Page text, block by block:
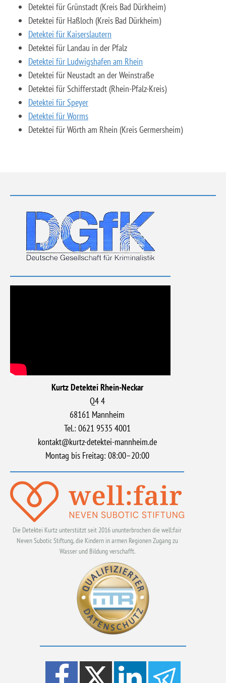
Detektei für Grünstadt (Kreis Bad Dürkheim)
Detektei für Haßloch (Kreis Bad Dürkheim)
Detektei für Kaiserslautern
Detektei für Landau in der Pfalz
Detektei für Ludwigshafen am Rhein
Detektei für Neustadt an der Weinstraße
Detektei für Schifferstadt (Rhein-Pfalz-Kreis)
Detektei für Speyer
Detektei für Worms
Detektei für Wörth am Rhein (Kreis Germersheim)
Kurtz Detektei Rhein-Neckar
Q4 4
68161 Mannheim
Tel.: 0621 9535 4001
kontakt@kurtz-detektei-mannheim.de
Montag bis Freitag: 08:00–20:00
Die Detektei Kurtz unterstützt seit 2016 ununterbrochen die well:fair
Neven Subotic Stiftung, die Kindern in armen Regionen Zugang zu
Wasser und Bildung verschafft.